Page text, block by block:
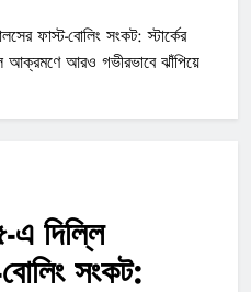
ফাস্ট-বোলিং সংকট: স্টার্কের
আক্রমণে আরও গভীরভাবে ঝাঁপিয়ে
দিল্লি
সংকট: